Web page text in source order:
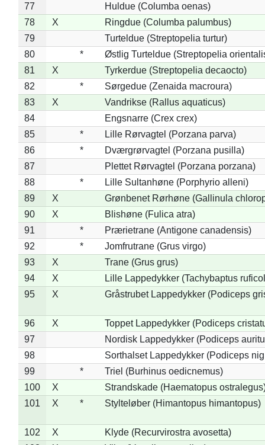
77
Huldue (Columba oenas)
78
X
Ringdue (Columba palumbus)
79
Turteldue (Streptopelia turtur)
80
*
Østlig Turteldue (Streptopelia
81
X
Tyrkerdue (Streptopelia decaocto)
82
*
Sørgedue (Zenaida macroura)
83
X
Vandrikse (Rallus aquaticus)
84
Engsnarre (Crex crex)
85
*
Lille Rørvagtel (Porzana parva)
86
*
Dværgrørvagtel (Porzana pusilla)
87
Plettet Rørvagtel (Porzana porzana)
88
*
Lille Sultanhøne (Porphyrio alleni)
89
X
Grønbenet Rørhøne (Gallinula
90
X
Blishøne (Fulica atra)
91
*
Prærietrane (Antigone canadensis)
92
*
Jomfrutrane (Grus virgo)
93
X
Trane (Grus grus)
94
X
Lille Lappedykker (Tachybaptus
95
X Gråstrubet Lappedykker (Podiceps
96 X
Toppet Lappedykker (Podiceps
97
Nordisk Lappedykker (Podiceps
98
Sorthalset Lappedykker (Podiceps
99
*
Triel (Burhinus oedicnemus)
100
X
Strandskade (Haematopus
101
X * Stylteløber (Himantopus himantopus)
102 X
Klyde (Recurvirostra avosetta)